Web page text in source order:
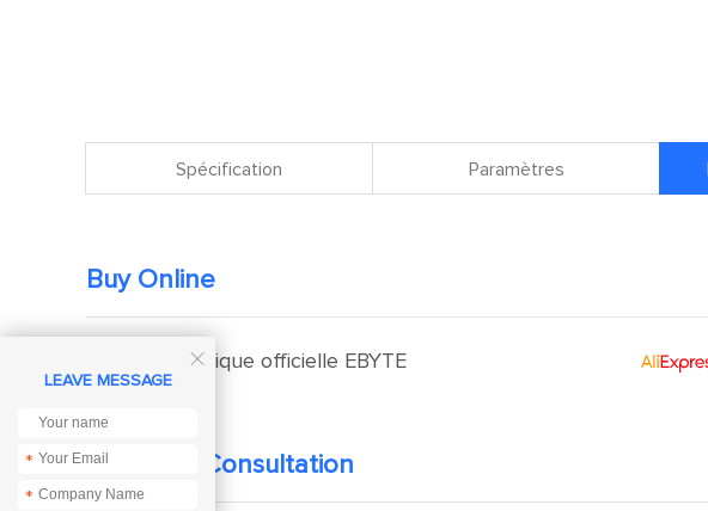
Spécification Paramètres
Buy Online
Boutique officielle EBYTE
Technical Consultation

LEAVE MESSAGE
*
*